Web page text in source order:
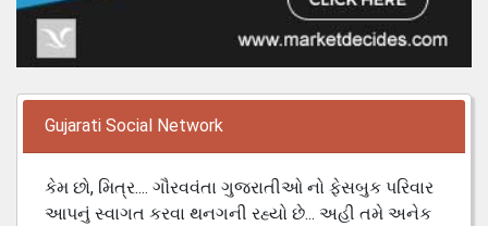
Gujarati Social Network
કેમ છો, મિત્ર.... ગૌરવવંતા ગુજરાતીઓ નો ફેસબુક પરિવાર
આપનું સ્વાગત કરવા થનગની રહ્યો છે... અહી તમે અનેક